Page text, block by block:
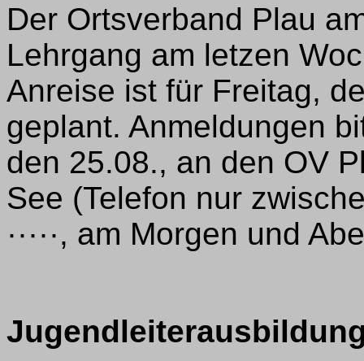
Der Ortsverband Plau
Lehrgang am letzen
Anreise ist für Freitag,
geplant. Anmeldungen
den 25.08., an den OV
See (Telefon nur
·····, am Morgen und